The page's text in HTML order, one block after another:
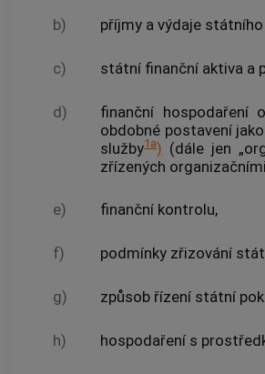
b) příjmy a výdaje
c) státní finanční aktiva a
d)
finanční hospodaření
obdobné postavení
služby1a) (dále jen
zřízených
e) finanční kontrolu,
f) podmínky zřizování
g) způsob řízení státní
h) hospodaření s